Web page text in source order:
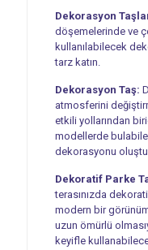
Dekorasyon
döşemelerinde ve
kullanılabilecek
tarz katın.
Dekorasyon Taş:
atmosferini
etkili yollarından
modellerde
dekorasyonu
Dekoratif Parke
terasınızda
modern bir
uzun ömürlü
keyifle